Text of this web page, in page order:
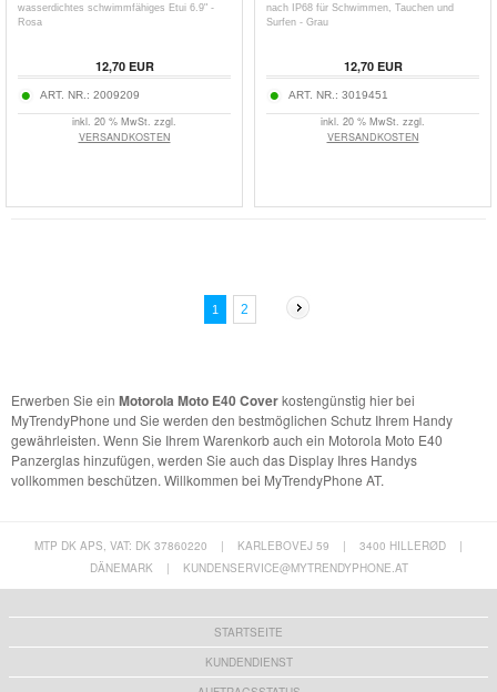
wasserdichtes schwimmfähiges Etui 6.9" -
Rosa
12,70EUR
ART. NR.: 2009209
inkl. 20 % MwSt. zzgl.
VERSANDKOSTEN
nach IP68 für Schwimmen, Tauchen und
Surfen - Grau
12,70EUR
ART. NR.: 3019451
inkl. 20 % MwSt. zzgl.
VERSANDKOSTEN
1 2
Erwerben Sie ein Motorola Moto E40 Coverkostengünstig hier bei
MyTrendyPhone und Sie werden den bestmöglichen Schutz Ihrem Handy
gewährleisten. Wenn Sie Ihrem Warenkorb auch ein Motorola Moto E40
Panzerglas hinzufügen, werden Sie auch das Display Ihres Handys
vollkommen beschützen. Willkommen bei MyTrendyPhone AT.
MTP DK APS, VAT: DK 37860220 | KARLEBOVEJ 59 | 3400 HILLERØD
|
DÄNEMARK
| KUNDENSERVICE@MYTRENDYPHONE.AT
STARTSEITE
KUNDENDIENST